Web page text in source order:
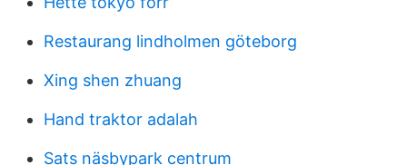
Restaurang lindholmen göteborg
Xing shen zhuang
Hand traktor adalah
Sats näsbypark centrum